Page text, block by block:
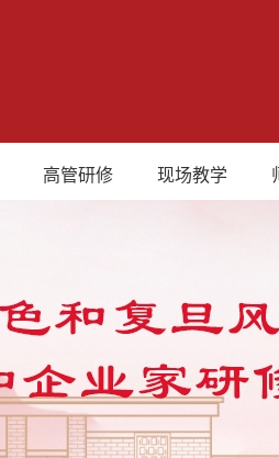
高管研修 现场教学